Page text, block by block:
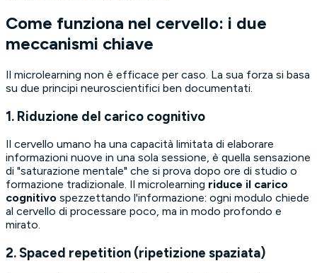
Come funziona nel cervello: i due
meccanismi chiave
Il microlearning non è efficace per caso. La sua forza si basa
su due principi neuroscientifici ben documentati.
1. Riduzione del carico cognitivo
Il cervello umano ha una capacità limitata di elaborare
informazioni nuove in una sola sessione, è quella sensazione
di "saturazione mentale" che si prova dopo ore di studio o
formazione tradizionale. Il microlearning riduce il carico
cognitivo spezzettando l'informazione: ogni modulo chiede
al cervello di processare poco, ma in modo profondo e
mirato.
2. Spaced repetition (ripetizione spaziata)